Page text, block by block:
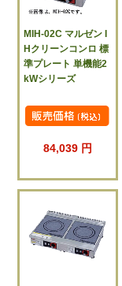
MIH-02C マルゼン I
Hクリーンコンロ 標
準プレート 単機能2
kWシリーズ
84,039 円